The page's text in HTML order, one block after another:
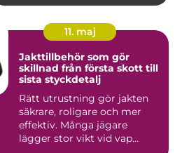
11. maj
Jakttillbehör som gör
skillnad från första skott till
sista styckdetalj
Rätt utrustning gör jakten
säkrare, roligare och mer
effektiv. Många jägare
lägger stor vikt vid vap...